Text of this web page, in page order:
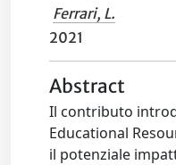
Ferrari, L.
2021
Abstract
Il contributo
Educational
il potenziale